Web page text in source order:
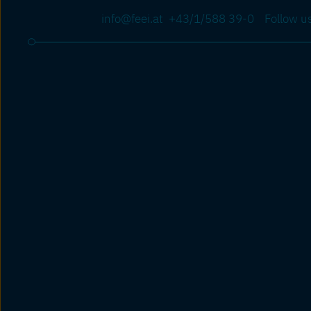
info@feei.at +43/1/588 39-0 Follow